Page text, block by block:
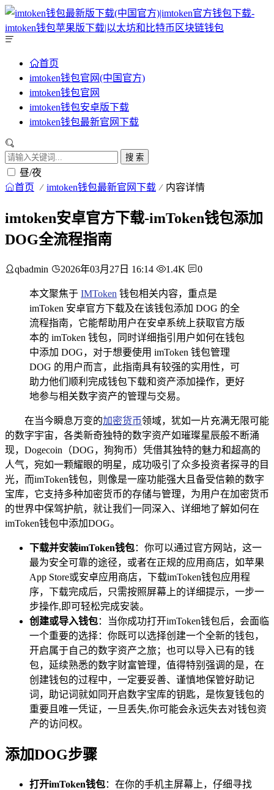
首页
imtoken钱包官网(中国官方)
imtoken钱包官网
imtoken钱包安卓版下载
imtoken钱包最新官网下载
搜 索
昼/夜
首页 imtoken钱包最新官网下载 内容详情
imtoken安卓官方下载-imToken钱包添加
DOG全流程指南
qbadmin 2026年03月27日 16:14 1.4K 0
本文聚焦于 IMToken 钱包相关内容，重点是
imToken 安卓官方下载及在该钱包添加 DOG 的全
流程指南，它能帮助用户在安卓系统上获取官方版
本的 imToken 钱包，同时详细指引用户如何在钱包
中添加 DOG，对于想要使用 imToken 钱包管理
DOG 的用户而言，此指南具有较强的实用性，可
助力他们顺利完成钱包下载和资产添加操作，更好
地参与相关数字资产的管理与交易。
在当今瞬息万变的加密货币领域，犹如一片充满无限可能
的数字宇宙，各类新奇独特的数字资产如璀璨星辰般不断涌
现，Dogecoin（DOG，狗狗币）凭借其独特的魅力和超高的
人气，宛如一颗耀眼的明星，成功吸引了众多投资者探寻的目
光，而imToken钱包，则像是一座功能强大且备受信赖的数字
宝库，它支持多种加密货币的存储与管理，为用户在加密货币
的世界中保驾护航，就让我们一同深入、详细地了解如何在
imToken钱包中添加DOG。
下载并安装imToken钱包：你可以通过官方网站，这一
最为安全可靠的途径，或者在正规的应用商店，如苹果
App Store或安卓应用商店，下载imToken钱包应用程
序，下载完成后，只需按照屏幕上的详细提示，一步一
步操作,即可轻松完成安装。
创建或导入钱包：当你成功打开imToken钱包后，会面临
一个重要的选择：你既可以选择创建一个全新的钱包，
开启属于自己的数字资产之旅；也可以导入已有的钱
包，延续熟悉的数字财富管理，值得特别强调的是，在
创建钱包的过程中，一定要妥善、谨慎地保管好助记
词，助记词就如同开启数字宝库的钥匙，是恢复钱包的
重要且唯一凭证，一旦丢失,你可能会永远失去对钱包资
产的访问权。
添加DOG步骤
打开imToken钱包：在你的手机主屏幕上，仔细寻找